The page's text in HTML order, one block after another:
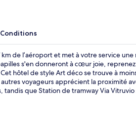
Conditions
de l’aéroport et met à votre service
s'en donneront à cœur joie,
hôtel de style Art déco se trouve à
voyageurs apprécient la proximité
que Station de tramway Via